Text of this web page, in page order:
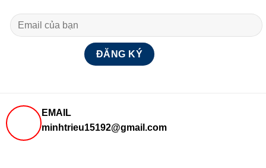
EMAIL
minhtrieu15192@gmail.com